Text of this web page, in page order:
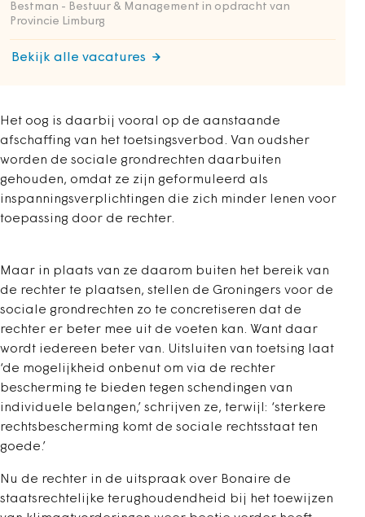
Bestman - Bestuur & Management in opdracht van
Provincie Limburg
Bekijk alle vacatures
Het oog is daarbij vooral op de aanstaande
afschaffing van het toetsingsverbod. Van oudsher
worden de sociale grondrechten daarbuiten
gehouden, omdat ze zijn geformuleerd als
inspanningsverplichtingen die zich minder lenen voor
toepassing door de rechter.
Maar in plaats van ze daarom buiten het bereik van
de rechter te plaatsen, stellen de Groningers voor de
sociale grondrechten zo te concretiseren dat de
rechter er beter mee uit de voeten kan. Want daar
wordt iedereen beter van. Uitsluiten van toetsing laat
‘de mogelijkheid onbenut om via de rechter
bescherming te bieden tegen schendingen van
individuele belangen,’ schrijven ze, terwijl: ‘sterkere
rechtsbescherming komt de sociale rechtsstaat ten
goede.’
Nu de rechter in de uitspraak over Bonaire de
staatsrechtelijke terughoudendheid bij het toewijzen